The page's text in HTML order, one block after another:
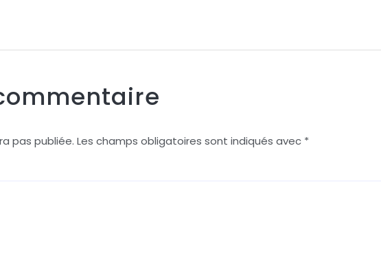
pas publiée. Les champs obligatoires sont indiqués avec *